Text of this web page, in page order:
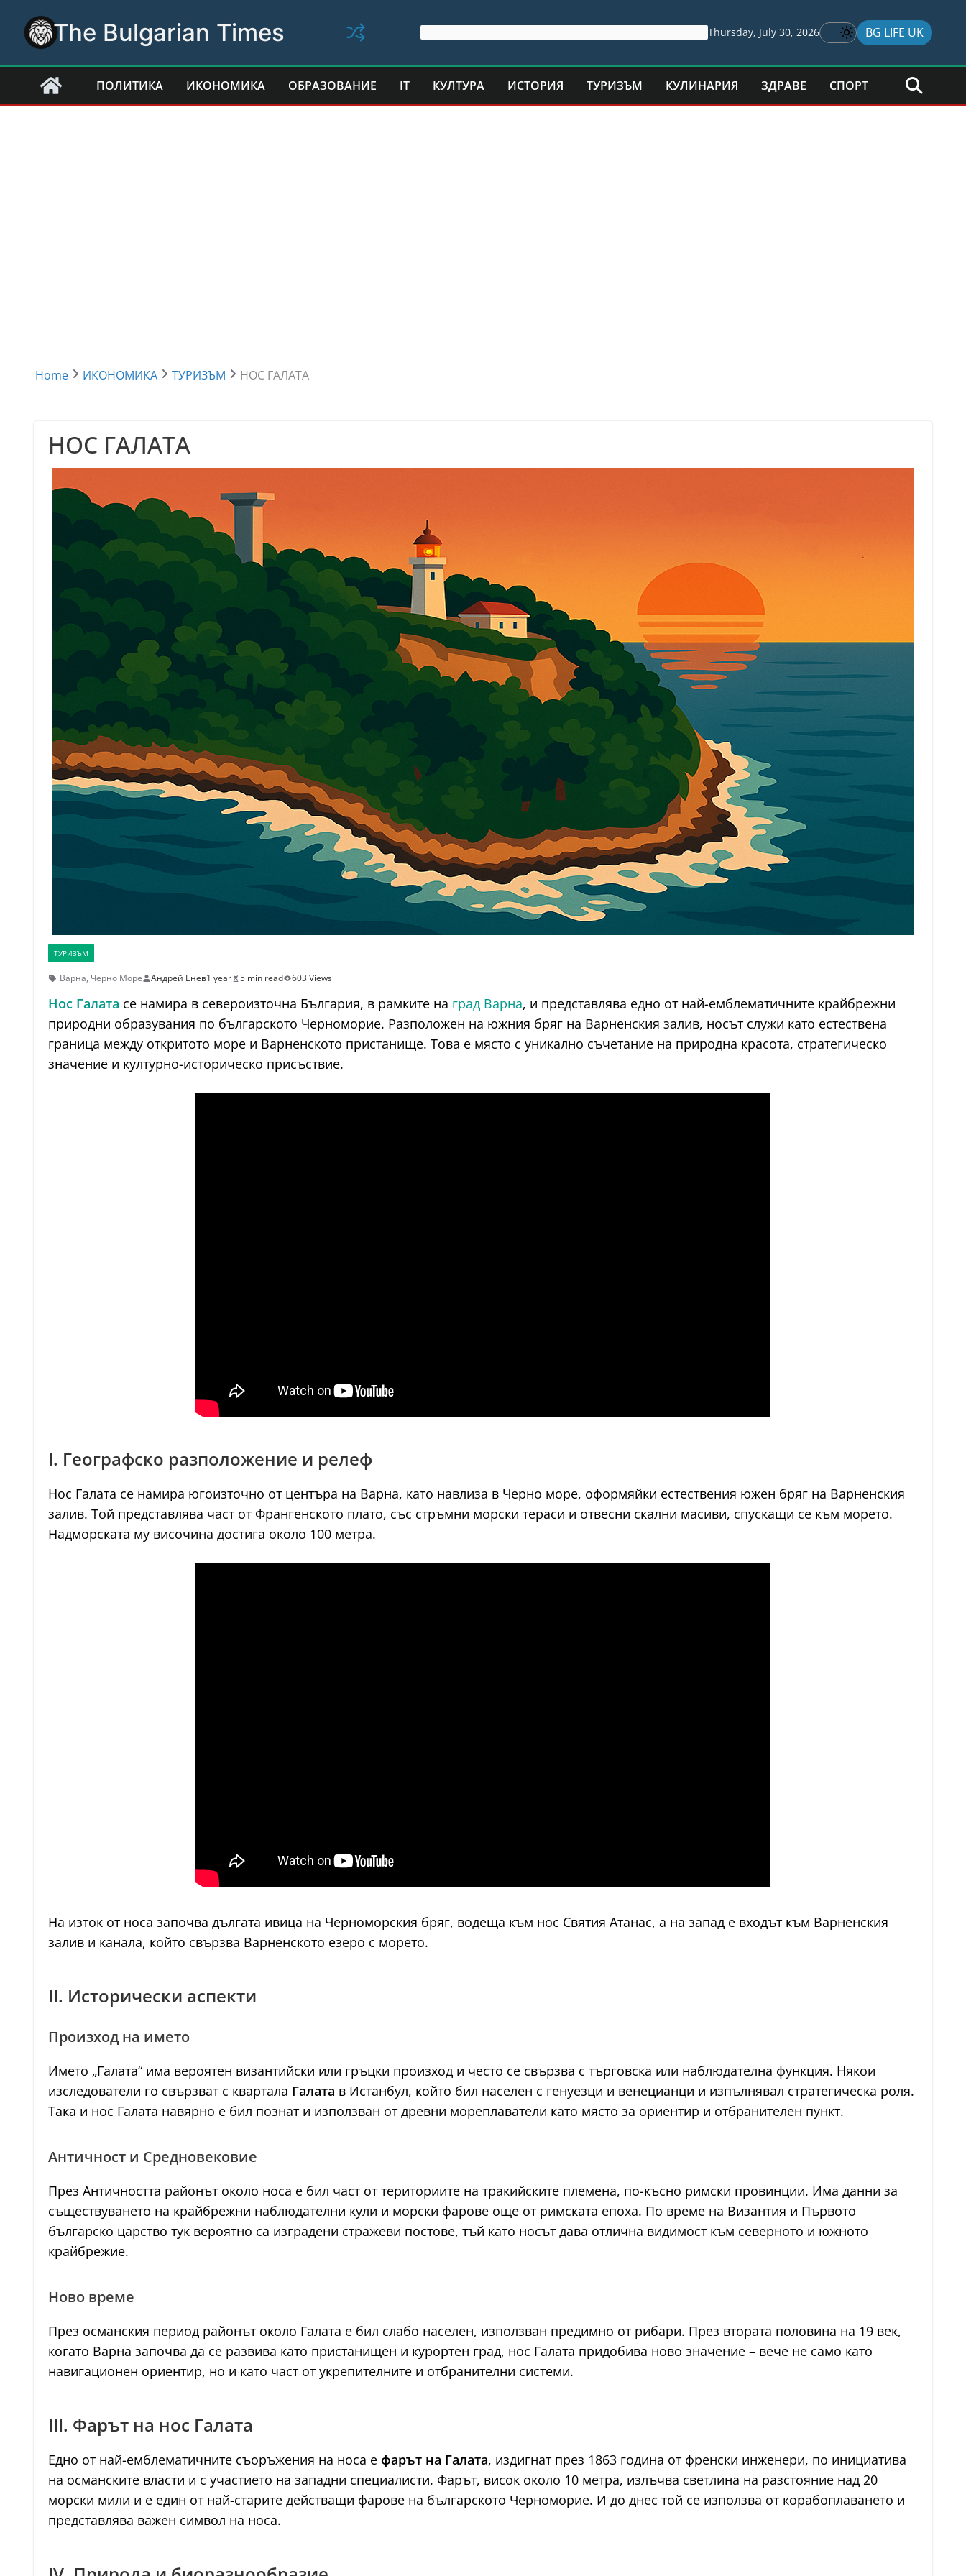
content
The Bulgarian Times Thursday, July 30, 2026 BG LIFE UK
ПОЛИТИКА ИКОНОМИКА ОБРАЗОВАНИЕ IT КУЛТУРА ИСТОРИЯ ТУРИЗЪМ КУЛИНАРИЯ ЗДРАВЕ СПОРТ
Home ИКОНОМИКА ТУРИЗЪМ НОС ГАЛАТА
НОС ГАЛАТА
ТУРИЗЪМ
Варна, Черно Море Андрей Енев1 year 5 min read 603 Views
Нос Галата се намира в североизточна България, в рамките на град Варна, и представлява едно от най-емблематичните крайбрежни
природни образувания по българското Черноморие. Разположен на южния бряг на Варненския залив, носът служи като естествена
граница между откритото море и Варненското пристанище. Това е място с уникално съчетание на природна красота, стратегическо
значение и културно-историческо присъствие.
I. Географско разположение и релеф
Нос Галата се намира югоизточно от центъра на Варна, като навлиза в Черно море, оформяйки естествения южен бряг на Варненския
залив. Той представлява част от Франгенското плато, със стръмни морски тераси и отвесни скални масиви, спускащи се към морето.
Надморската му височина достига около 100 метра.
На изток от носа започва дългата ивица на Черноморския бряг, водеща към нос Святия Атанас, а на запад е входът към Варненския
залив и канала, който свързва Варненското езеро с морето.
II. Исторически аспекти
Произход на името
Името „Галата“ има вероятен византийски или гръцки произход и често се свързва с търговска или наблюдателна функция. Някои
изследователи го свързват с квартала Галата в Истанбул, който бил населен с генуезци и венецианци и изпълнявал стратегическа роля.
Така и нос Галата навярно е бил познат и използван от древни мореплаватели като място за ориентир и отбранителен пункт.
Античност и Средновековие
През Античността районът около носа е бил част от териториите на тракийските племена, по-късно римски провинции. Има данни за
съществуването на крайбрежни наблюдателни кули и морски фарове още от римската епоха. По време на Византия и Първото
българско царство тук вероятно са изградени стражеви постове, тъй като носът дава отлична видимост към северното и южното
крайбрежие.
Ново време
През османския период районът около Галата е бил слабо населен, използван предимно от рибари. През втората половина на 19 век,
когато Варна започва да се развива като пристанищен и курортен град, нос Галата придобива ново значение – вече не само като
навигационен ориентир, но и като част от укрепителните и отбранителни системи.
III. Фарът на нос Галата
Едно от най-емблематичните съоръжения на носа е фарът на Галата, издигнат през 1863 година от френски инженери, по инициатива
на османските власти и с участието на западни специалисти. Фарът, висок около 10 метра, излъчва светлина на разстояние над 20
морски мили и е един от най-старите действащи фарове на българското Черноморие. И до днес той се използва от корабоплаването и
представлява важен символ на носа.